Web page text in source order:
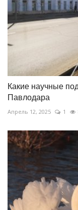
Какие научные
Павлодара
Апрель 12, 2025 1